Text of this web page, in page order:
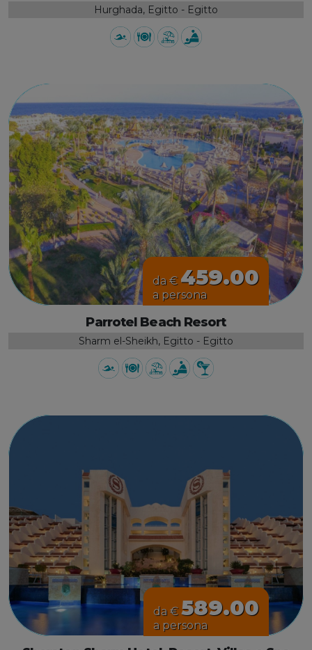
Hurghada, Egitto - Egitto
da € 459.00
a persona
Parrotel Beach Resort
Sharm el-Sheikh, Egitto - Egitto
da €589.00
a persona